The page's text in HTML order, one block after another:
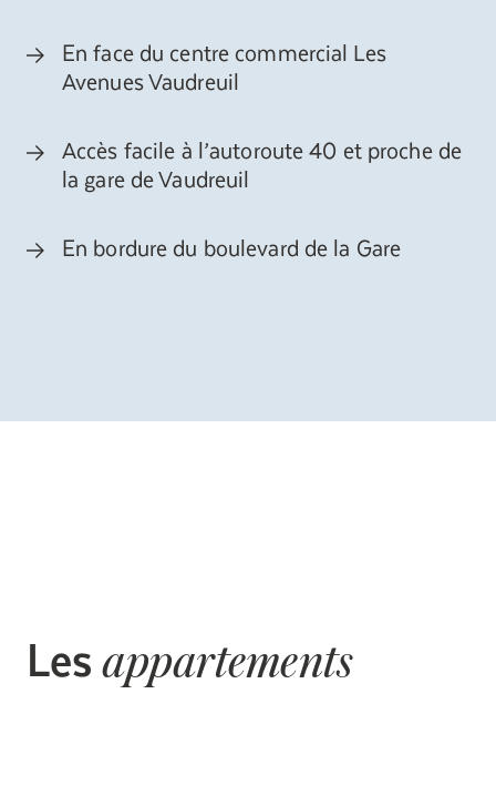
En face du centre commercial Les
Avenues Vaudreuil
Accès facile à l’autoroute 40 et proche de
la gare de Vaudreuil
En bordure du boulevard de la Gare
Lesappartements